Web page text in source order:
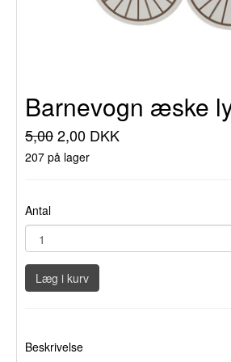
Barnevogn æske
5,002,00 DKK
207 på lager
Antal
Læg i kurv
Beskrivelse